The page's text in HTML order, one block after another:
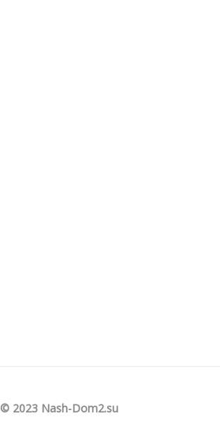
© 2023 Nash-Dom2.su